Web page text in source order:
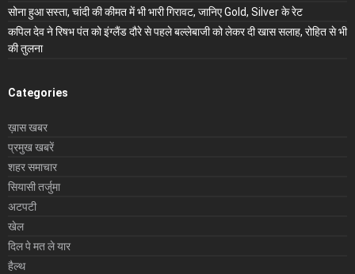
सोना हुआ सस्ता, चांदी की कीमत में भी भारी गिरावट, जानिए Gold, Silver के रेट
कपिल देव ने रिषभ पंत को इंग्लैंड दौरे से पहले बल्लेबाजी को लेकर दी खास सलाह, रोहित से भी
की तुलना
Categories
ख़ास खबर
प्रमुख खबरें
शहर समाचार
सियासी तर्जुमा
अटपटी
खेल
दिल पे मत ले यार
हैल्थ